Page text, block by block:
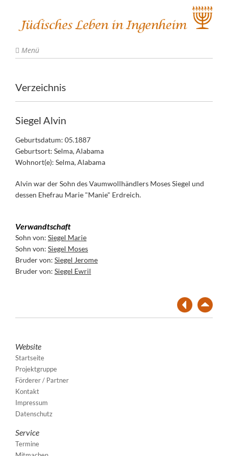
Menü
Verzeichnis
Siegel Alvin
Geburtsdatum: 05.1887
Geburtsort: Selma, Alabama
Wohnort(e): Selma, Alabama
Alvin war der Sohn des Vaumwollhändlers Moses Siegel und
dessen Ehefrau Marie "Manie" Erdreich.
Verwandtschaft
Sohn von: Siegel Marie
Sohn von: Siegel Moses
Bruder von: Siegel Jerome
Bruder von: Siegel Ewril
Website
Startseite
Projektgruppe
Förderer / Partner
Kontakt
Impressum
Datenschutz
Service
Termine